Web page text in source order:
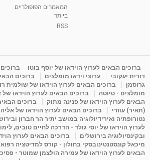
ליסה גרוסמן - המרכז לאימון התנהגותי - קשב
מדיטציה בדמיון מודרך - היכרות עם האני הפנימי
מאת admin 11 שנים 3,644 צפיות
פנינה מתוק - מרכז "נתיב הלב" בהרצליה-
מדיטציה-התחדשות
Shahar-vod
המאמרים הפופולריים
ביותר
RSS
ברוכים הבאים לערוץ הוידאו של יוסף בוטו
דורית יעקובי
ערוצי וידאו מומלצים
ברוכים
גרוסמן
ברוכים הבאים לערוץ הוידאו של שולמית
מומלצים - טיוטה
ברוכים הבאים לערוץ הוידאו
הבאים לערוץ הוידאו של פנינה מתוק
ברוכים
(תאיר) עוזרי
ברוכים הבאים לערוץ הוידאו של
נטורופתיה ואירידיולוגיה במושב יתיר הר חברון
לערוץ הוידאו של יוסי גולד - הדרכה לחיים טובים,
ובקינסיולוגיה בירושלים
ברוכים הבאים לערוץ
מיכאל קונסטנטינובסקי בחולון - קורס למדיטציה
הבאים לערוץ הוידאו של עמירה הולצמן שמוטר -